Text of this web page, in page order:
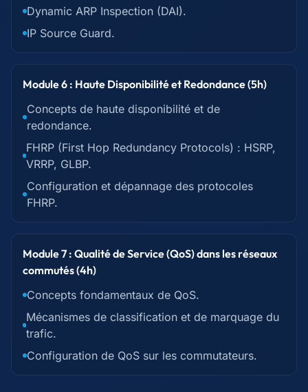
Dynamic ARP Inspection (DAI).
IP Source Guard.
Module 6 : Haute Disponibilité et Redondance (5h)
Concepts de haute disponibilité et de
redondance.
FHRP (First Hop Redundancy Protocols) : HSRP,
VRRP, GLBP.
Configuration et dépannage des protocoles
FHRP.
Module 7 : Qualité de Service (QoS) dans les réseaux
commutés (4h)
Concepts fondamentaux de QoS.
Mécanismes de classification et de marquage du
trafic.
Configuration de QoS sur les commutateurs.